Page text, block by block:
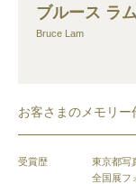
ブルース ラム
Bruce Lam
お客さまのメモリー
受賞歴
東京都写
全国展フ